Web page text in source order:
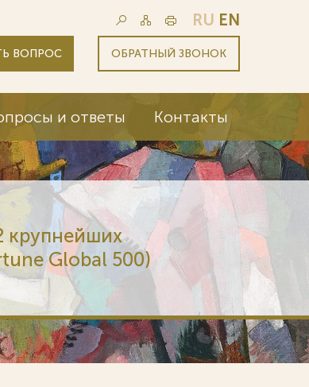
RU EN
ВОПРОС ОБРАТНЫЙ ЗВОНОК
и ответы Контакты
крупнейших
Global 500)